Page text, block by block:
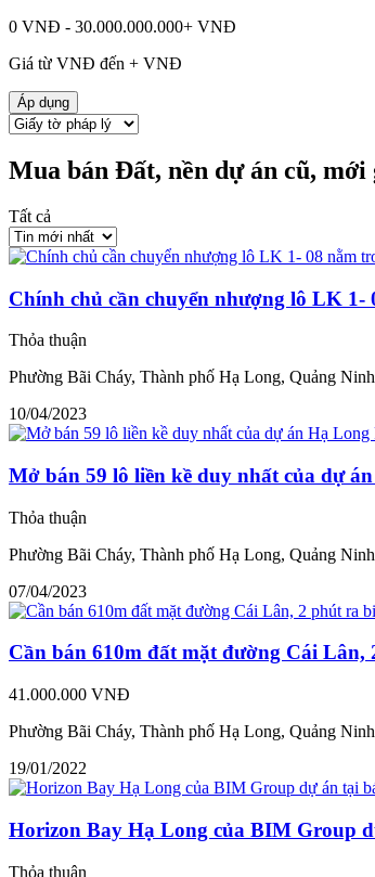
0 VNĐ - 30.000.000.000+ VNĐ
Giá từ VNĐ đến + VNĐ
Áp dụng
Mua bán Đất, nền dự án cũ,
Tất cả
Chính chủ cần chuyển nhượng lô LK
Thỏa thuận
Phường Bãi Cháy, Thành phố Hạ Long, Quảng Ninh
10/04/2023
Mở bán 59 lô liền kề duy nhất của dự
Thỏa thuận
Phường Bãi Cháy, Thành phố Hạ Long, Quảng Ninh
07/04/2023
Cần bán 610m đất mặt đường Cái
41.000.000 VNĐ
Phường Bãi Cháy, Thành phố Hạ Long, Quảng Ninh
19/01/2022
Horizon Bay Hạ Long của BIM Group
Thỏa thuận